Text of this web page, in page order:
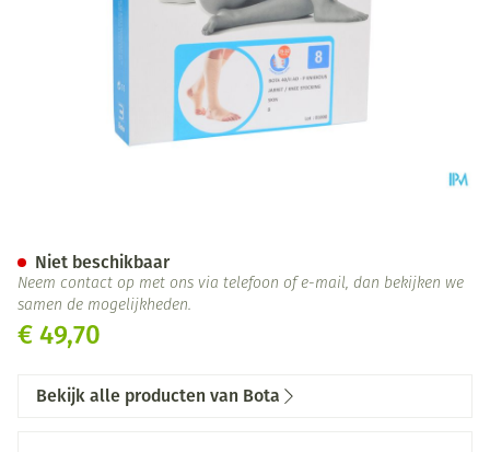
€ 49,70
Niet beschikbaar
Neem contact op met ons via telefoon of e-mail, dan bekijken we
samen de mogelijkheden.
Bekijk alle producten van Bota